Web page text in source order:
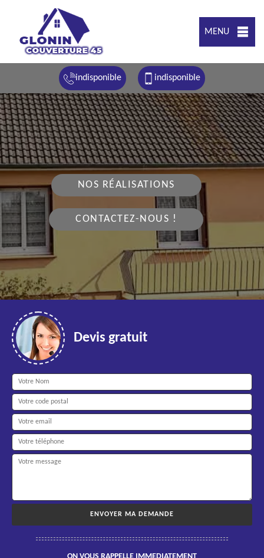
MENU
indisponible indisponible
NOS RÉALISATIONS
CONTACTEZ-NOUS !
Devis gratuit